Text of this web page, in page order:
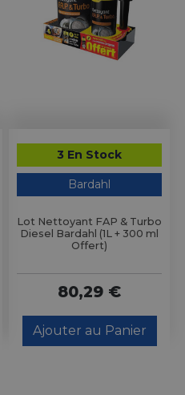
3 En Stock
Bardahl
Lot Nettoyant FAP & Turbo
Diesel Bardahl (1L + 300 ml
Offert)
80,29 €
Ajouter au Panier